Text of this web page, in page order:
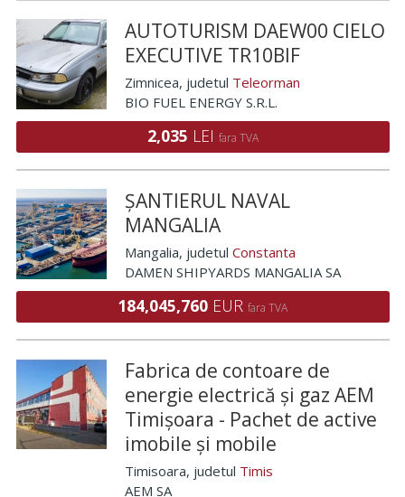
AUTOTURISM DAEW00 CIELO
EXECUTIVE TR10BIF
Zimnicea, judetul Teleorman
BIO FUEL ENERGY S.R.L.
2,035 LEI fara TVA
ȘANTIERUL NAVAL
MANGALIA
Mangalia, judetul Constanta
DAMEN SHIPYARDS MANGALIA SA
184,045,760 EUR fara TVA
Fabrica de contoare de
energie electrică și gaz AEM
Timișoara - Pachet de active
imobile și mobile
Timisoara, judetul Timis
AEM SA